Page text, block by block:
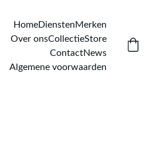
HomeDienstenMerken
Over onsCollectieStore
ContactNews
Algemene voorwaarden